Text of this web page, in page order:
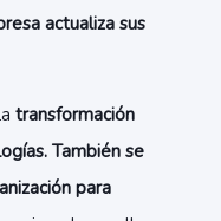
actualiza sus
transformación
También se
para